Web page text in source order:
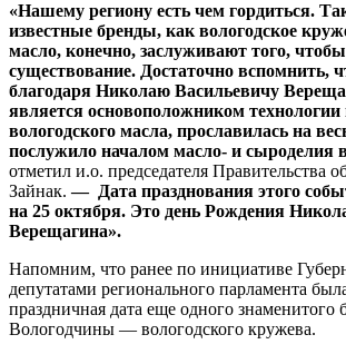
«Нашему региону есть чем гордиться.
известные бренды, как вологодское
масло, конечно, заслуживают того,
существование. Достаточно вспомнить,
благодаря Николаю Васильевичу
является основоположником технологии
вологодского масла, прославилась на
послужило началом масло- и сыроделия
отметил и.о. председателя Правительства
Зайнак.— Дата празднования этого
на 25 октября. Это день Рождения
Верещагина».
Напомним, что ранее по инициативе
депутатами регионального парламента
праздничная дата еще одного знаменитого
Вологодчины — вологодского кружева.